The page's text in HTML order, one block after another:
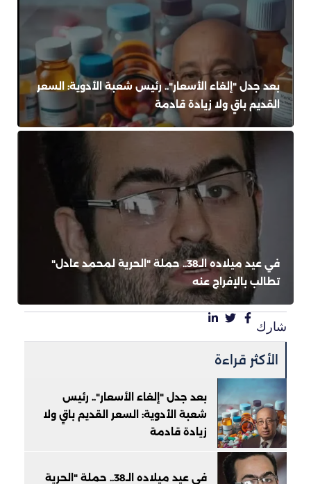
بعد جدل "إلغاء الأسعار".. رئيس شعبة الأدوية: السعر
القديم باقٍ ولا زيادة قادمة
في عيد ميلاده الـ38.. حملة "الحرية لمحمد عادل"
تطالب بالإفراج عنه
شارك
الأكثر قراءة
بعد جدل "إلغاء الأسعار".. رئيس
شعبة الأدوية: السعر القديم باقٍ ولا
زيادة قادمة
في عيد ميلاده الـ38.. حملة "الحرية